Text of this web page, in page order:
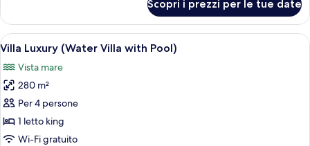
Pool)
Luxury
(Beach,
with
Scopri i prezzi per le tue date
Apri
tutte
le
foto
per
Villa
Luxury
Un soggiorno moderno con vista
8
Villa Luxury (Water Villa with Pool)
Vista mare
280 m²
Per 4 persone
1 letto king
Wi-Fi gratuito